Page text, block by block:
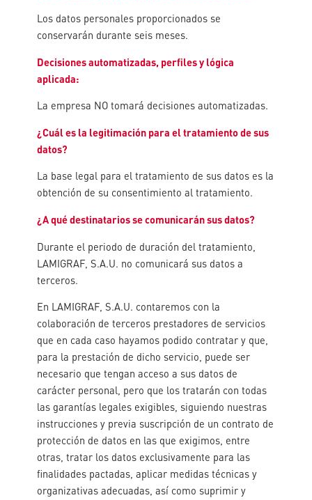
Los datos personales proporcionados se
conservarán durante seis meses.
Decisiones automatizadas, perfiles y lógica
aplicada:
La empresa NO tomará decisiones automatizadas.
¿Cuál es la legitimación para el tratamiento de sus
datos?
La base legal para el tratamiento de sus datos es la
obtención de su consentimiento al tratamiento.
¿A qué destinatarios se comunicarán sus datos?
Durante el periodo de duración del tratamiento,
LAMIGRAF, S.A.U. no comunicará sus datos a
terceros.
En LAMIGRAF, S.A.U. contaremos con la
colaboración de terceros prestadores de servicios
que en cada caso hayamos podido contratar y que,
para la prestación de dicho servicio, puede ser
necesario que tengan acceso a sus datos de
carácter personal, pero que los tratarán con todas
las garantías legales exigibles, siguiendo nuestras
instrucciones y previa suscripción de un contrato de
protección de datos en las que exigimos, entre
otras, tratar los datos exclusivamente para las
finalidades pactadas, aplicar medidas técnicas y
organizativas adecuadas, así como suprimir y